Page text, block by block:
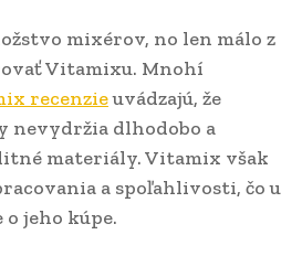
mixérov, no len málo z
Vitamixu. Mnohí
recenzieuvádzajú, že
nevydržia dlhodobo a
materiály. Vitamix však
a spoľahlivosti, čo u
jeho kúpe.